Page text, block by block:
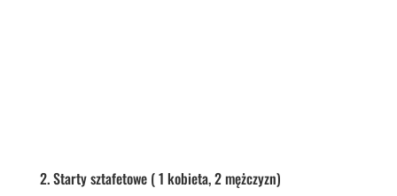
2. Starty sztafetowe ( 1 kobieta, 2 mężczyzn)